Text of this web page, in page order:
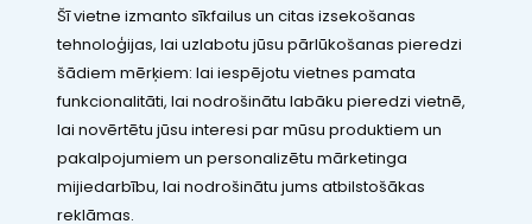
Šī vietne izmanto sīkfailus un citas izsekošanas
tehnoloģijas, lai uzlabotu jūsu pārlūkošanas pieredzi
šādiem mērķiem: lai iespējotu vietnes pamata
funkcionalitāti, lai nodrošinātu labāku pieredzi vietnē,
lai novērtētu jūsu interesi par mūsu produktiem un
pakalpojumiem un personalizētu mārketinga
mijiedarbību, lai nodrošinātu jums atbilstošākas
reklāmas.
Juridiskā adrese: Rāmuļu iela 33, Rīga, LV-1005
Banka: Paysera LT, UAB
SWIFT: EVIULT21
Konts: LT123500010005426773